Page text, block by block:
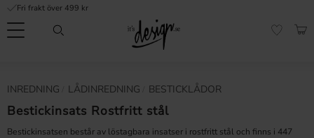
Meny
Fri frakt över 499 kr
INREDNING LÅDINREDNING BESTICKLÅDOR
Bestickinsats Rostfritt stål
Bestickinsatsen består av löstagbara insatser i rostfritt stål och finns i 447
Vanliga frågor
sidor |